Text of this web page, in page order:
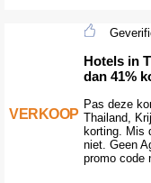
VERKOOP
Hotels in
dan 41%
Pas deze
Thailand,
korting. Mis
niet. Geen
promo code